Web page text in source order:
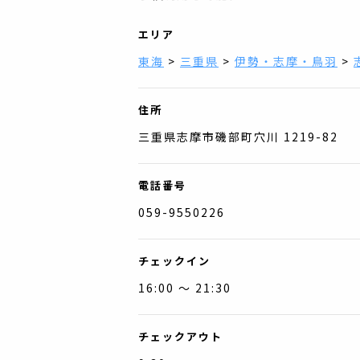
エリア
東海 > 三重県 > 伊勢・志摩・鳥羽 >
住所
三重県志摩市磯部町穴川 1219-82
電話番号
059-9550226
チェックイン
16:00 〜 21:30
チェックアウト